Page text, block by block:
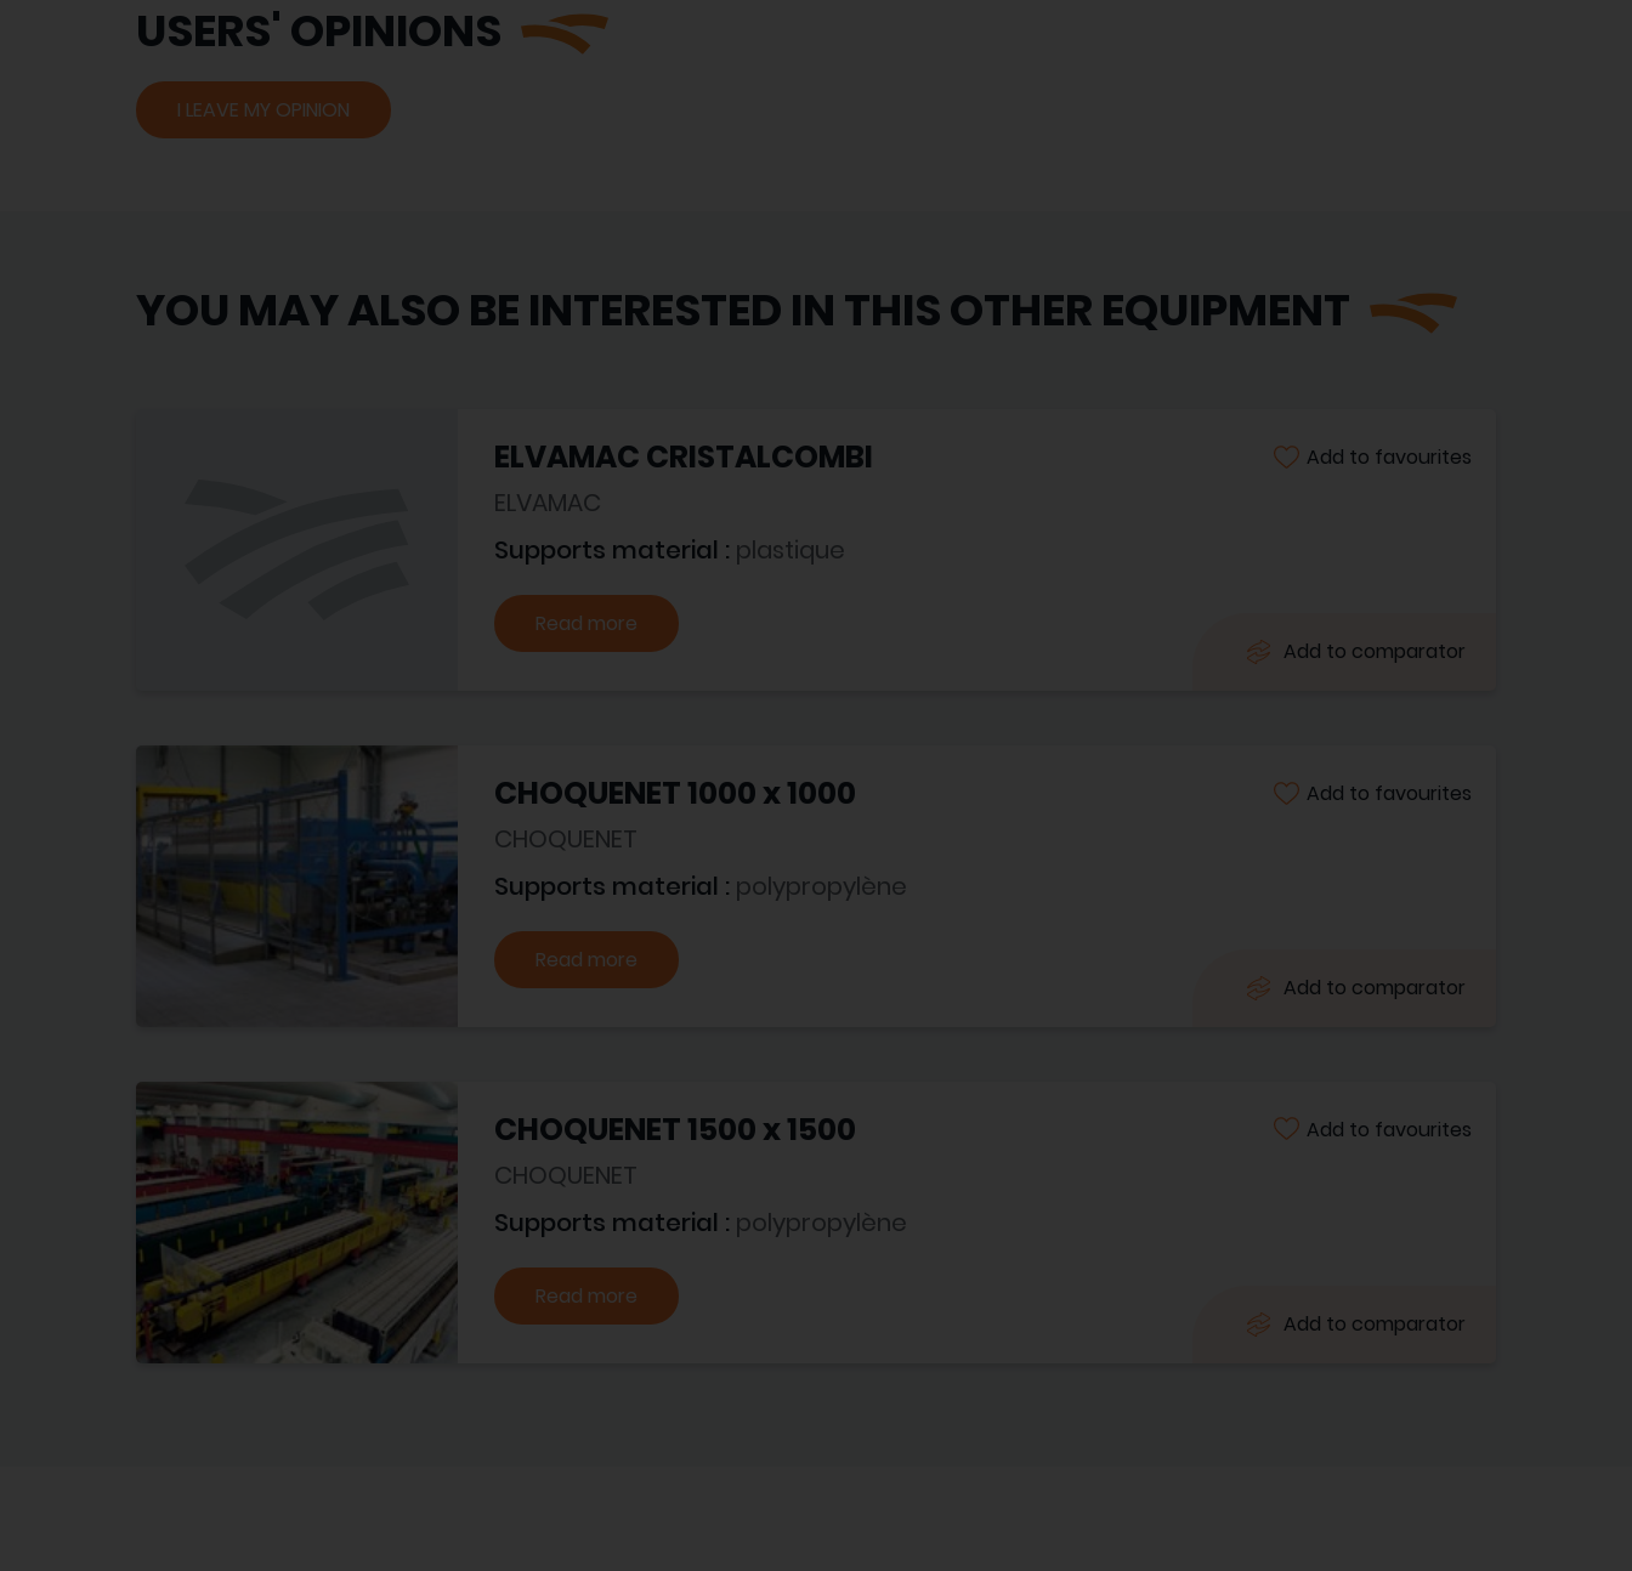
USERS' OPINIONS
I LEAVE MY OPINION
YOU MAY ALSO BE INTERESTED IN THIS OTHER EQUIPMENT
ELVAMAC CRISTALCOMBI
ELVAMAC
Add to favourites
Supports material : plastique
Read more
Add to comparator
CHOQUENET 1000 x 1000
CHOQUENET
Add to favourites
Supports material : polypropylène
Read more
Add to comparator
CHOQUENET 1500 x 1500
CHOQUENET
Add to favourites
Supports material : polypropylène
Read more
Add to comparator